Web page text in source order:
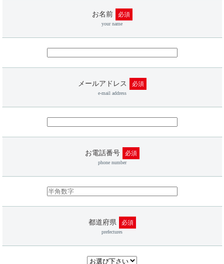
お名前 必須
your name
メールアドレス 必須
e-mail address
お電話番号 必須
phone number
都道府県 必須
prefectures